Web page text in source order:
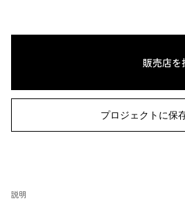
説明
販売店を
プロジェクトに保